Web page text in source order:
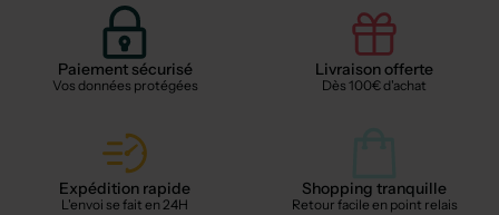
Paiement sécurisé
Vos données protégées
Livraison offerte
Dès 100€ d'achat
Expédition rapide
L'envoi se fait en 24H
Shopping tranquille
Retour facile en point relais